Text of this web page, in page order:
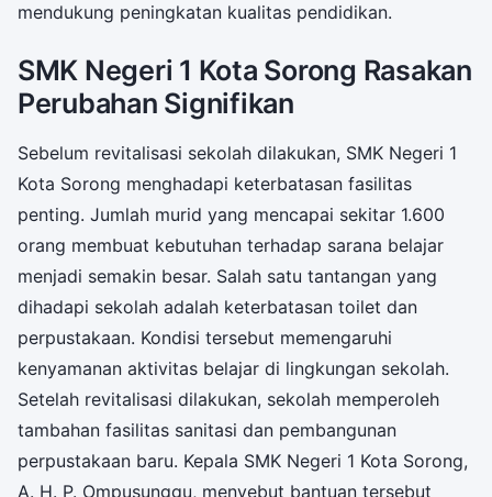
mendukung peningkatan kualitas pendidikan.
SMK Negeri 1 Kota Sorong Rasakan
Perubahan Signifikan
Sebelum revitalisasi sekolah dilakukan, SMK Negeri 1
Kota Sorong menghadapi keterbatasan fasilitas
penting. Jumlah murid yang mencapai sekitar 1.600
orang membuat kebutuhan terhadap sarana belajar
menjadi semakin besar. Salah satu tantangan yang
dihadapi sekolah adalah keterbatasan toilet dan
perpustakaan. Kondisi tersebut memengaruhi
kenyamanan aktivitas belajar di lingkungan sekolah.
Setelah revitalisasi dilakukan, sekolah memperoleh
tambahan fasilitas sanitasi dan pembangunan
perpustakaan baru. Kepala SMK Negeri 1 Kota Sorong,
A. H. P. Ompusunggu, menyebut bantuan tersebut